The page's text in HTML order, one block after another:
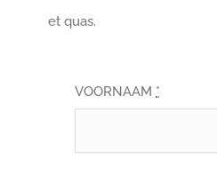
et quas.
VOORNAAM *